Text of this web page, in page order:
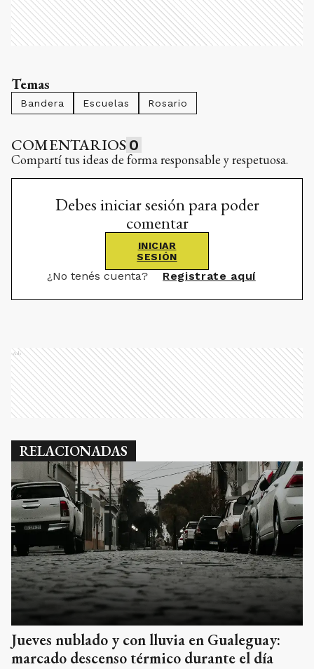
Temas
Bandera Escuelas Rosario
COMENTARIOS 0
Compartí tus ideas de forma responsable y respetuosa.
Debes iniciar sesión para poder
comentar
INICIAR
SESIÓN
¿No tenés cuenta? Registrate aquí
Ads
RELACIONADAS
Jueves nublado y con lluvia en Gualeguay:
marcado descenso térmico durante el día